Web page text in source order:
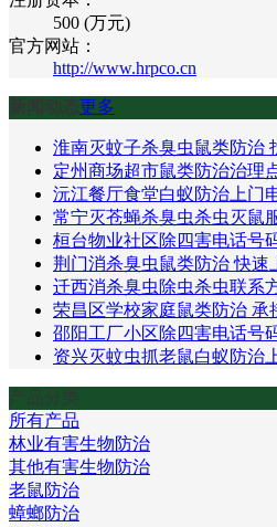
500 (万元)
官方网站：
http://www.hrpco.cn
新闻动态更多
淮南灭蚊子杀臭虫鼠类防治
定州商场超市鼠类防治治理
沅江餐厅食堂白蚁防治上门
常宁灭苍蝇杀臭虫杀虫灭鼠
桓台物业社区除四害电话号
荆门消杀臭虫鼠类防治 快速
迁西消杀臭虫除虫杀虫联系
荣昌区学校家庭鼠类防治 承
邵阳工厂小区除四害电话号
资兴灭蚊虫抓老鼠白蚁防治
产品分类
所有产品
林业有害生物防治
其他有害生物防治
老鼠防治
蟑螂防治